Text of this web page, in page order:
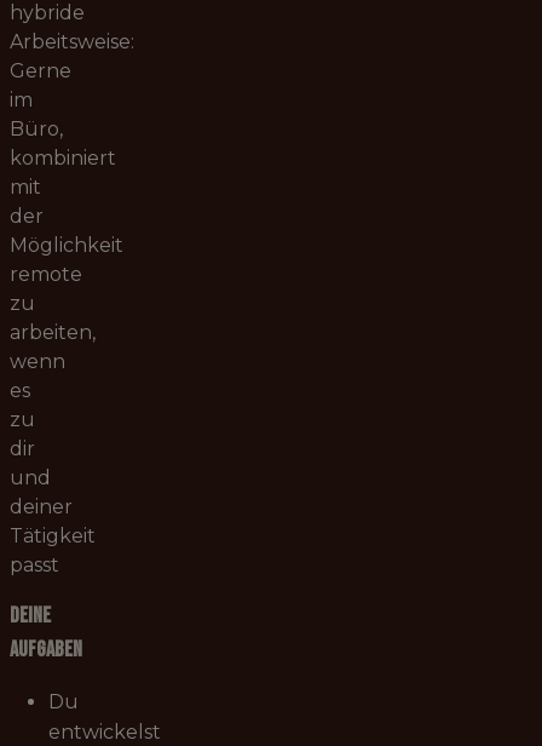
hybride
Arbeitsweise:
Gerne
im
Büro,
kombiniert
mit
der
Möglichkeit
remote
zu
arbeiten,
wenn
es
zu
dir
und
deiner
Tätigkeit
passt
Deine
Aufgaben
Du
entwickelst